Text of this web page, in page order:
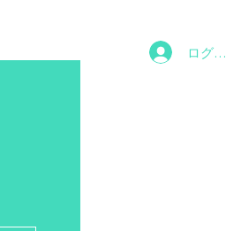
ログイン